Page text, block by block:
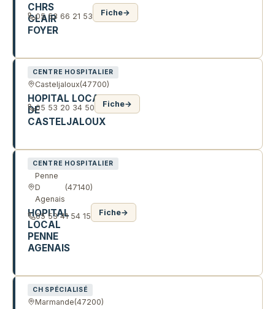
CHRS
CLAIR
FOYER
05 53 66 21 53 Fiche→
CENTRE HOSPITALIER
Casteljaloux(47700)
HOPITAL LOCAL
DE
CASTELJALOUX
05 53 20 34 50 Fiche→
CENTRE HOSPITALIER
Penne
D
Agenais
(47140)
HOPITAL
LOCAL
PENNE
AGENAIS
05 53 41 54 15 Fiche→
CH SPÉCIALISÉ
Marmande(47200)